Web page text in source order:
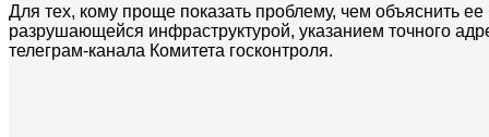
Для тех, кому проще показать проблему, чем объяснить
разрушающейся инфраструктурой, указанием точного
телеграм-канала Комитета госконтроля.